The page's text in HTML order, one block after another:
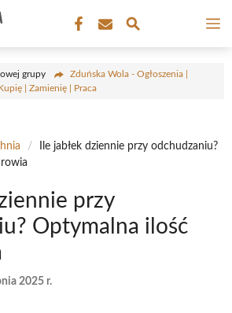
grupy
Zduńska Wola - Ogłoszenia |
| Zamienię | Praca
/
Ile jabłek dziennie przy odchudzaniu?
przy
Optymalna ilość
2025 r.